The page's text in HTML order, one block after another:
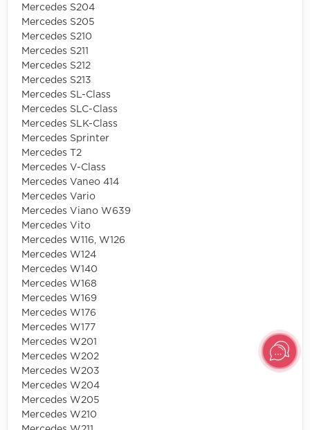
Mercedes S204
Mercedes S205
Mercedes S210
Mercedes S211
Mercedes S212
Mercedes S213
Mercedes SL-Class
Mercedes SLC-Class
Mercedes SLK-Class
Mercedes Sprinter
Mercedes T2
Mercedes V-Class
Mercedes Vaneo 414
Mercedes Vario
Mercedes Viano W639
Mercedes Vito
Mercedes W116, W126
Mercedes W124
Mercedes W140
Mercedes W168
Mercedes W169
Mercedes W176
Mercedes W177
Mercedes W201
Mercedes W202
Mercedes W203
Mercedes W204
Mercedes W205
Mercedes W210